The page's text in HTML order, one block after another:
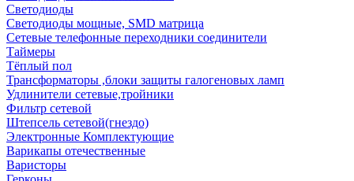
Светодиоды
Светодиоды мощные, SMD матрица
Сетевые телефонные переходники соединители
Таймеры
Тёплый пол
Трансформаторы ,блоки защиты галогеновых ламп
Удлинители сетевые,тройники
Фильтр сетевой
Штепсель сетевой(гнездо)
Электронные Комплектующие
Варикапы отечественные
Варисторы